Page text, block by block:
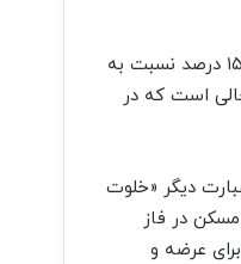
در ماه گذشته نیز مشاهده شد که فایل‌های فروش در بنگاه‌ها در سایت‌های معتبر آگهی ملکی ۱۵ درصد نسبت به
است که در
دیگر «خلوت
در فاز
عرضه و